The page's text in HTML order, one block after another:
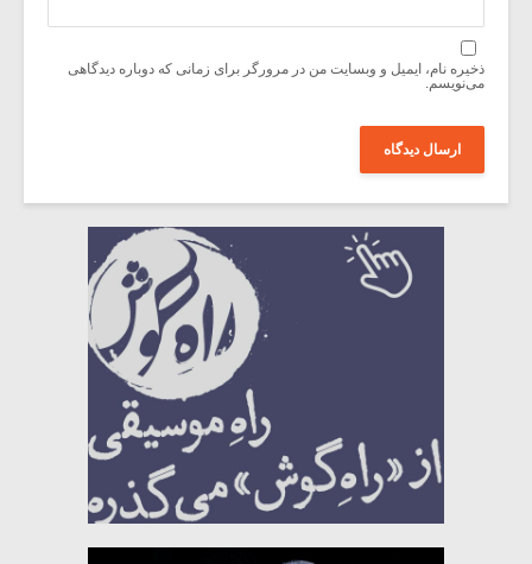
ذخیره نام، ایمیل و وبسایت من در مرورگر برای زمانی که دوباره دیدگاهی
می‌نویسم.